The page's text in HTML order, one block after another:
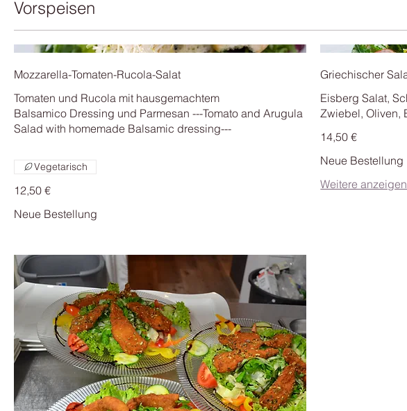
Vorspeisen
Mozzarella-Tomaten-Rucola-Salat
Tomaten und Rucola mit hausgemachtem
Balsamico Dressing und Parmesan ---Tomato and Arugula
Salad with homemade Balsamic dressing---
12,50 €
Vegetarisch
Neue Bestellung
Griechischer
Eisberg Salat,
Zwiebel, Oliven,
14,50 €
Neue Bestellung
Weitere anzeigen